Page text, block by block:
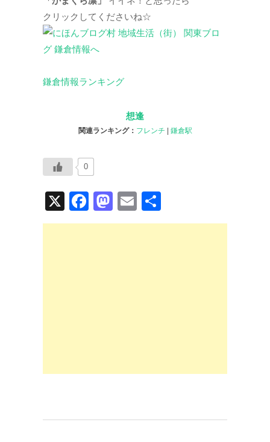
クリックしてくださいね☆
鎌倉情報ランキング
想逢
関連ランキング： フレンチ 鎌倉駅
0
X
F
a
M
a
E
m 有